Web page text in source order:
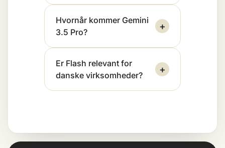
Hvornår kommer Gemini
3.5 Pro?
+
Er Flash relevant for
danske virksomheder?
+